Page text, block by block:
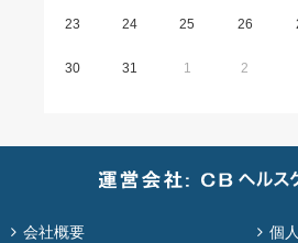
23 24 25 26
30 31 1 2
会社概要 個